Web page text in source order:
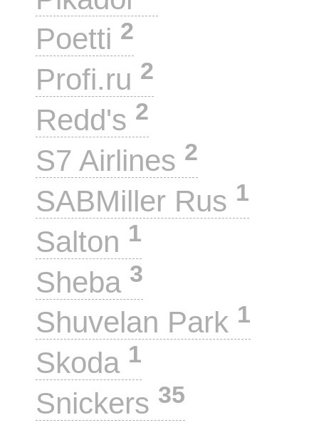
Poetti 2
Profi.ru 2
Redd's 2
S7 Airlines 2
SABMiller Rus 1
Salton 1
Sheba 3
Shuvelan Park 1
Skoda 1
Snickers 35